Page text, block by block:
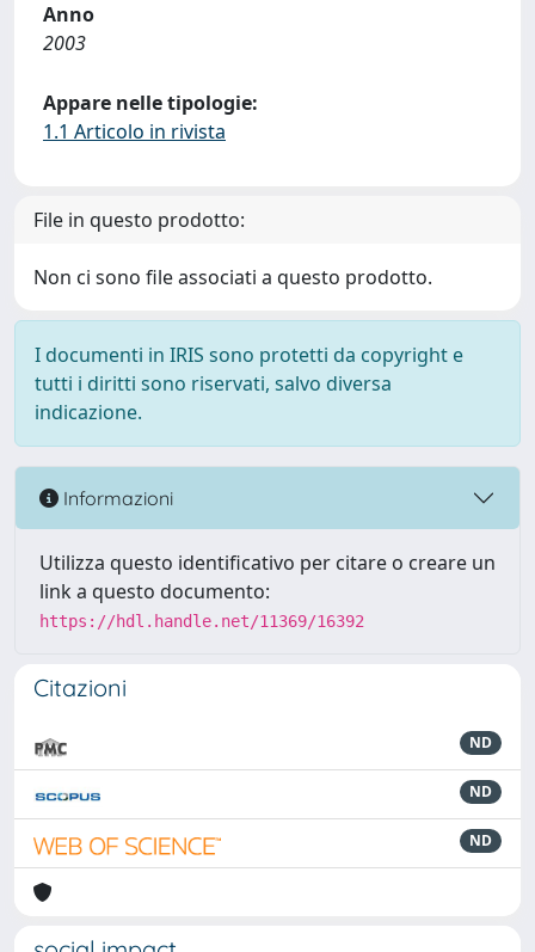
Anno
2003
Appare nelle tipologie:
1.1 Articolo in rivista
File in questo prodotto:
Non ci sono file associati a questo prodotto.
I documenti in IRIS sono protetti da copyright e
tutti i diritti sono riservati, salvo diversa
indicazione.
Informazioni
Utilizza questo identificativo per citare o creare un
link a questo documento:
https://hdl.handle.net/11369/16392
Citazioni
ND
ND
ND